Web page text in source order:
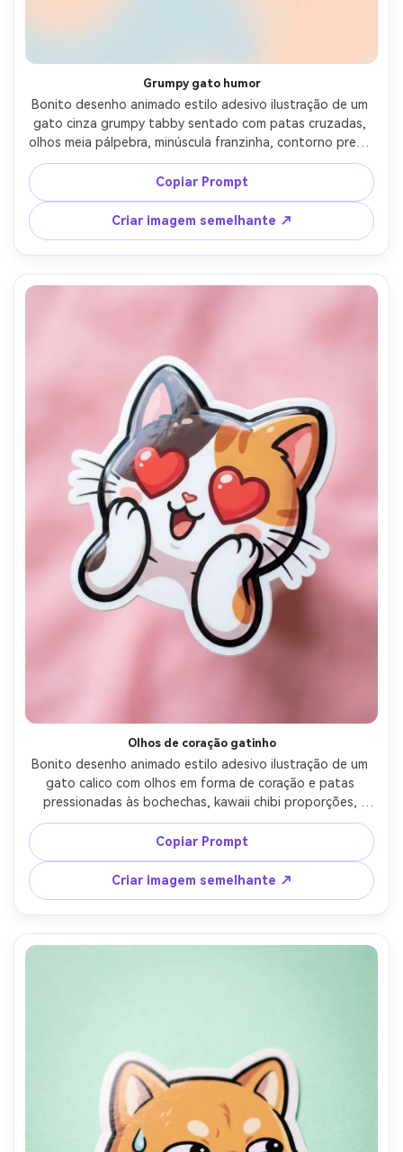
Grumpy gato humor
Bonito desenho animado estilo adesivo ilustração de um
gato cinza grumpy tabby sentado com patas cruzadas,
olhos meia pálpebra, minúscula franzinha, contorno preto
ousado, limpo branco die-cut borda, fundo pastel
silenciado, sombreamento mínimo com gradientes suaves,
energia de adesivo de reação cômica, tufos de pele
altamente detalhados, lente de 85mm, profundidade de
campo rasa, iluminação cinematográfica suave-AR 4:5
Copiar Prompt
Criar imagem semelhante ↗
Olhos de coração gatinho
Bonito desenho animado estilo adesivo ilustração de um
gato calico com olhos em forma de coração e patas
pressionadas às bochechas, kawaii chibi proporções,
contorno ousado, destaques brilhantes, borda branca
die-cut, fundo rosa macio, adesivo de reação romântica,
bordas limpas como vetores, bigodes de alto detalhe,
lente de 85mm, profundidade de campo rasa- -ar 4:5
Copiar Prompt
Criar imagem semelhante ↗